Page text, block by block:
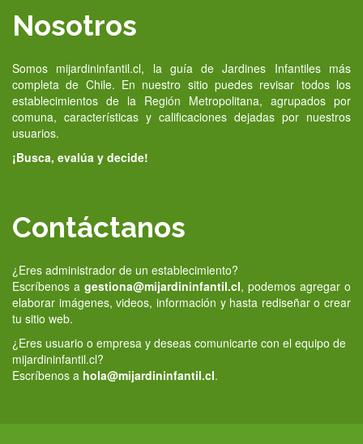
Nosotros
Somos mijardininfantil.cl, la guía de Jardines Infantiles más
completa de Chile. En nuestro sitio puedes revisar todos los
establecimientos de la Región Metropolitana, agrupados por
comuna, características y calificaciones dejadas por nuestros
usuarios.
¡Busca, evalúa y decide!
Contáctanos
¿Eres administrador de un establecimiento?
Escríbenos a gestiona@mijardininfantil.cl, podemos agregar o
elaborar imágenes, videos, información y hasta rediseñar o crear
tu sitio web.
¿Eres usuario o empresa y deseas comunicarte con el equipo de
mijardininfantil.cl?
Escríbenos a hola@mijardininfantil.cl.